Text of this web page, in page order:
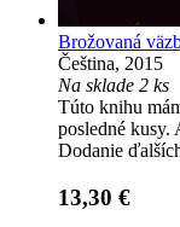
Brožovaná
Čeština, 2015
Na sklade 2 ks
Túto knihu
posledné kusy.
Dodanie
13,30 €